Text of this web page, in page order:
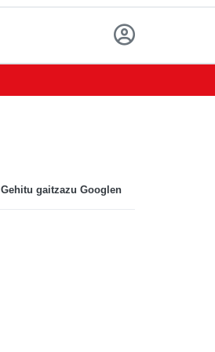
Gehitu gaitzazu Googlen